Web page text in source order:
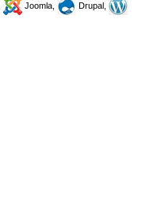
Joomla,
Drupal,